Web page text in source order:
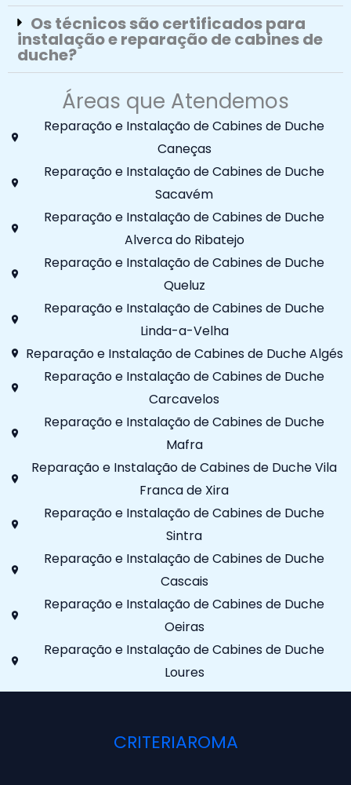
Os técnicos são certificados para
instalação e reparação de cabines de
duche?
Áreas que Atendemos
Reparação e Instalação de Cabines de Duche
Caneças
Reparação e Instalação de Cabines de Duche
Sacavém
Reparação e Instalação de Cabines de Duche
Alverca do Ribatejo
Reparação e Instalação de Cabines de Duche
Queluz
Reparação e Instalação de Cabines de Duche
Linda-a-Velha
Reparação e Instalação de Cabines de Duche Algés
Reparação e Instalação de Cabines de Duche
Carcavelos
Reparação e Instalação de Cabines de Duche
Mafra
Reparação e Instalação de Cabines de Duche Vila
Franca de Xira
Reparação e Instalação de Cabines de Duche
Sintra
Reparação e Instalação de Cabines de Duche
Cascais
Reparação e Instalação de Cabines de Duche
Oeiras
Reparação e Instalação de Cabines de Duche
Loures
CRITERIAROMA